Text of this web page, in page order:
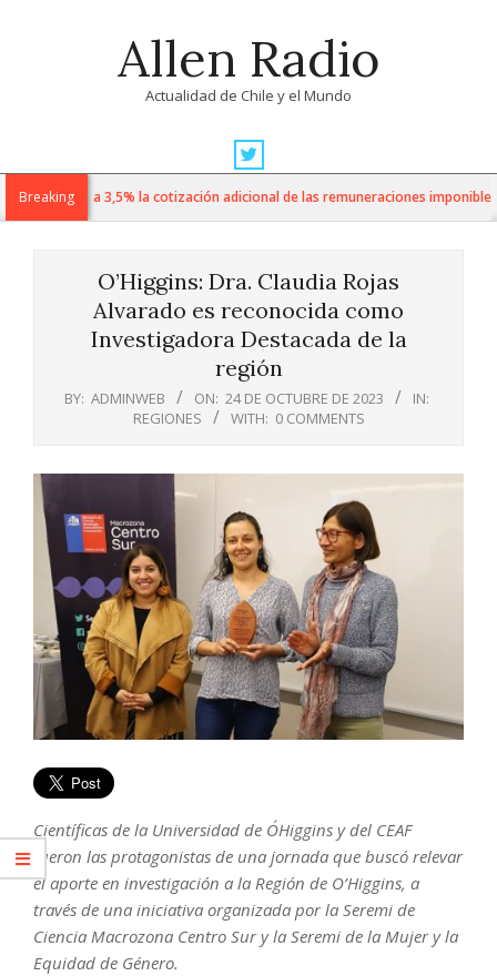
Allen Radio
Actualidad de Chile y el Mundo
Navigation
MenuBreaking
de 1% a 3,5% la cotización adicional de las remuneraciones imponibles
O’Higgins: Dra. Claudia Rojas
Alvarado es reconocida como
Investigadora Destacada de la
región
BY: ADMINWEB ON: 24 DE OCTUBRE DE 2023
IN:
REGIONES
WITH: 0 COMMENTS
Científicas de la Universidad de O´Higgins y del CEAF
fueron las protagonistas de una jornada que buscó relevar
el aporte en investigación a la Región de O’Higgins, a
través de una iniciativa organizada por la Seremi de
Ciencia Macrozona Centro Sur y la Seremi de la Mujer y la
Equidad de Género.